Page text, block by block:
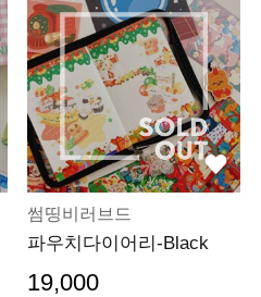
썸띵비러브드
파우치다이어리-Black
19,000